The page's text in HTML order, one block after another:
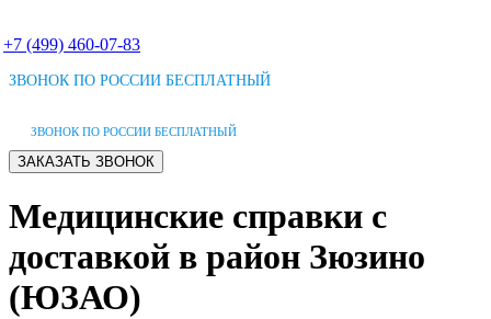
+7 (499) 460-07-83
ЗВОНОК ПО РОССИИ БЕСПЛАТНЫЙ
ЗВОНОК ПО РОССИИ БЕСПЛАТНЫЙ
Медицинские справки с
доставкой в район Зюзино
(ЮЗАО)